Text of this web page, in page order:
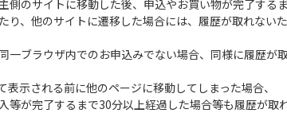
側のサイトに移動した後、申込やお買い物が完了するま
り、他のサイトに遷移した場合には、履歴が取れない
一ブラウザ内でのお申込みでない場合、同様に履歴が
表示される前に他のページに移動してしまった場合、
等が完了するまで30分以上経過した場合等も履歴が取